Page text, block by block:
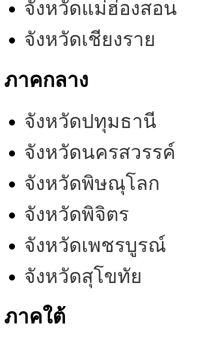
จังหวัดแม่ฮ่องสอน
จังหวัดเชียงราย
ภาคกลาง
จังหวัดปทุมธานี
จังหวัดนครสวรรค์
จังหวัดพิษณุโลก
จังหวัดพิจิตร
จังหวัดเพชรบูรณ์
จังหวัดสุโขทัย
ภาคใต้